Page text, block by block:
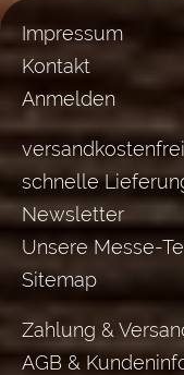
Impressum
Kontakt
Anmelden
schnelle
Newsletter
Unsere Messe-
Sitemap
Zahlung &
AGB &